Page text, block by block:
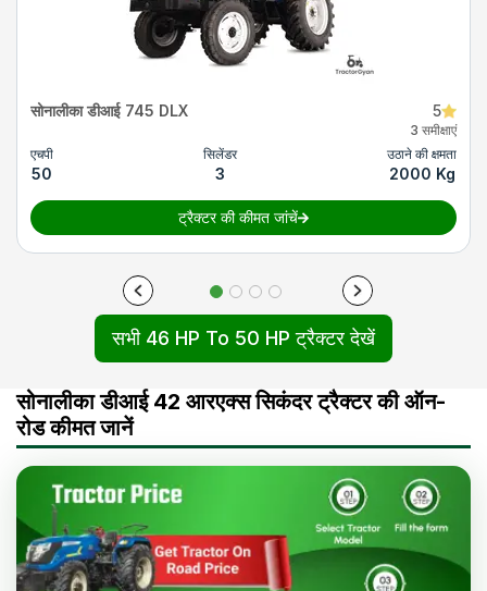
सोनालीका डीआई 745 DLX 5
3 समीक्षाएं
एचपी
50
सिलेंडर
3
उठाने की क्षमता
2000 Kg
ट्रैक्टर की कीमत जांचें
सभी 46 HP To 50 HP ट्रैक्टर देखें
सोनालीका डीआई 42 आरएक्स सिकंदर ट्रैक्टर की ऑन-
रोड कीमत जानें